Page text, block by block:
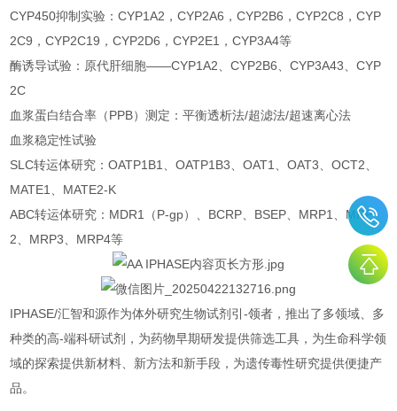
CYP450抑制实验：CYP1A2，CYP2A6，CYP2B6，CYP2C8，CYP
2C9，CYP2C19，CYP2D6，CYP2E1，CYP3A4等
酶诱导试验：原代肝细胞——CYP1A2、CYP2B6、CYP3A43、CYP
2C
血浆蛋白结合率（PPB）测定：平衡透析法/超滤法/超速离心法
血浆稳定性试验
SLC转运体研究：OATP1B1、OATP1B3、OAT1、OAT3、OCT2、
MATE1、MATE2-K
ABC转运体研究：MDR1（P-gp）、BCRP、BSEP、MRP1、MRP
2、MRP3、MRP4等
IPHASE/汇智和源作为体外研究生物试剂引-领者，推出了多领域、多
种类的高-端科研试剂，为药物早期研发提供筛选工具，为生命科学领
域的探索提供新材料、新方法和新手段，为遗传毒性研究提供便捷产
品。